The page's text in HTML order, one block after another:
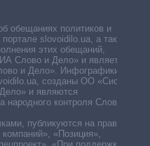
обещаниях политиков и
slovoidilo.ua, а также
этих обещаний,
Слово и Дело» и является
и Дело». Инфографики,
созданы ОО «Система
и являются
контроля Слово и
публикуются на правах
«Позиция»,